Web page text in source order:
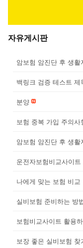
자유게시판
암보험 암진단 후 생활
백링크 검증 테스트 제
분양
보험 중복 가입 주의사
암보험 암진단 후 생활
운전자보험비교사이트
나에게 맞는 보험 비교
실비보험 준비하는 방
보험비교사이트 활용
보장 좋은 실비보험 찾